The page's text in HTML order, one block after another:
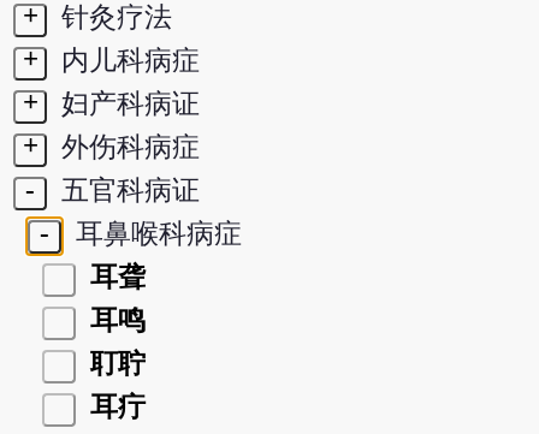
+
针灸疗法
+
内儿科病症
+
妇产科病证
+
外伤科病症
-
五官科病证
-
耳鼻喉科病症
耳聋
耳鸣
耵聍
耳疔